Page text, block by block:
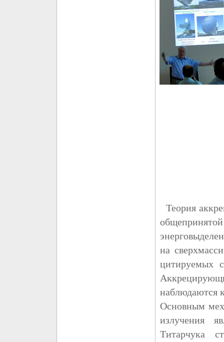
Теория
на
цитируемых
наблюдаются
Основным
излучения
Титарчука